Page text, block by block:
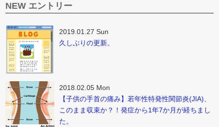
NEW エントリー
2019.01.27 Sun
久しぶりの更新。
2018.02.05 Mon
【子供の手首の痛み】若年性特発性関節炎(JIA)、
このまま収束か？！発症から1年7か月が経ちまし
た。